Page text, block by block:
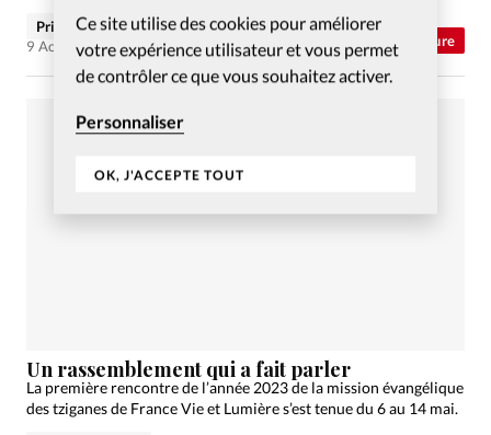
Ce site utilise des cookies pour améliorer
votre expérience utilisateur et vous permet
de contrôler ce que vous souhaitez activer.
Personnaliser
OK, J'ACCEPTE TOUT
Culture
Priscille Matron
9 Août 2023
Un rassemblement qui a fait parler
La première rencontre de l’année 2023 de la mission évangélique
des tziganes de France Vie et Lumière s’est tenue du 6 au 14 mai.